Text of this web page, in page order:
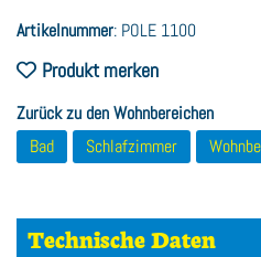
Artikelnummer: POLE 1100
Produkt merken
Zurück zu den Wohnbereichen
Bad
Schlafzimmer
Technische Daten